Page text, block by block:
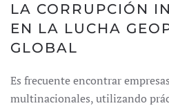
LA CORRUPCIÓN
EN LA LUCHA
GLOBAL
Es frecuente encon­trar
multinacionales, utilizando